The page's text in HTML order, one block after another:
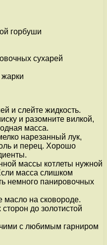
горбуши
сухарей
жарки
и слейте жидкость.
и разомните вилкой,
масса.
нарезанный лук,
и перец. Хорошо
массы котлеты нужной
масса слишком
немного панировочных
масло на сковороде.
до золотистой
с любимым гарниром